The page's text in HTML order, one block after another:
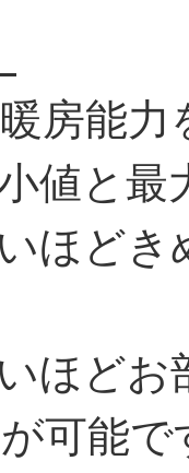
房能
値と
ほどき
ほど
可能で